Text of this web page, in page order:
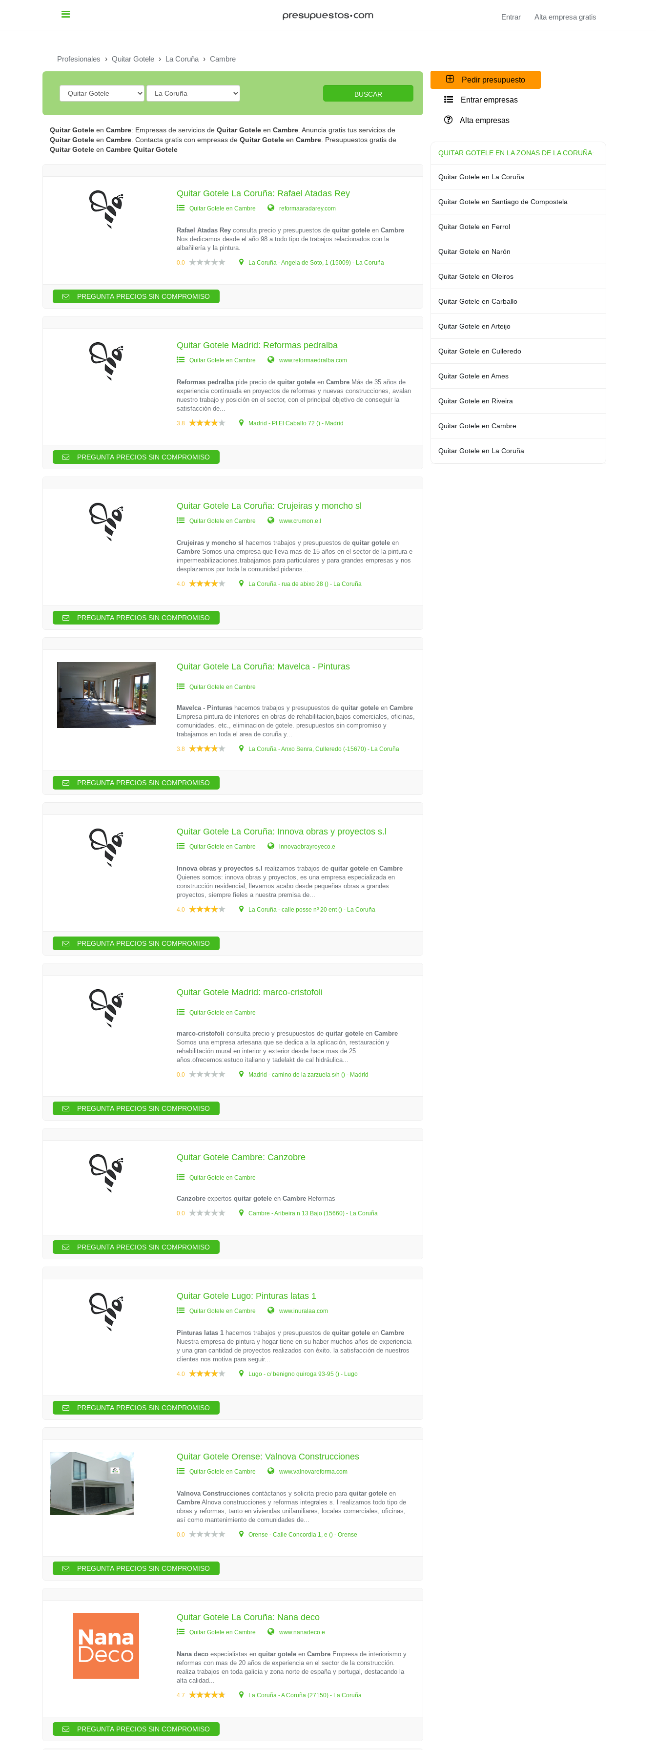
Entrar Alta empresa gratis
Profesionales › Quitar Gotele › La Coruña › Cambre
BUSCAR
Quitar Gotele en Cambre: Empresas de servicios de Quitar Gotele en Cambre . Anuncia gratis tus servicios de
Quitar Gotele en Cambre . Contacta gratis con empresas de Quitar Gotele en Cambre . Presupuestos gratis de
Quitar Gotele en Cambre Quitar Gotele
Quitar Gotele La Coruña: Rafael Atadas Rey
Quitar Gotele en Cambre reformaaradarey.com
Rafael Atadas Rey consulta precio y presupuestos dequitar gotele enCambre
Nos dedicamos desde el año 98 a todo tipo de trabajos relacionados con la
albañilería y la pintura.
0.0 La Coruña - Angela de Soto, 1 (15009) - La Coruña
PREGUNTA PRECIOS SIN COMPROMISO
Quitar Gotele Madrid: Reformas pedralba
Quitar Gotele en Cambre www.reformaedralba.com
Reformas pedralbapide precio dequitar gotele enCambre Más de 35 años de
experiencia continuada en proyectos de reformas y nuevas construcciones, avalan
nuestro trabajo y posición en el sector, con el principal objetivo de conseguir la
satisfacción de...
3.8 Madrid - PI El Caballo 72 () - Madrid
PREGUNTA PRECIOS SIN COMPROMISO
Quitar Gotele La Coruña: Crujeiras y moncho sl
Quitar Gotele en Cambre www.crumon.e.l
Crujeiras y moncho sl hacemos trabajos y presupuestos dequitar gotele en
Cambre Somos una empresa que lleva mas de 15 años en el sector de la pintura e
impermeabilizaciones.trabajamos para particulares y para grandes empresas y nos
desplazamos por toda la comunidad.pidanos...
4.0 La Coruña - rua de abixo 28 () - La Coruña
PREGUNTA PRECIOS SIN COMPROMISO
Quitar Gotele La Coruña: Mavelca - Pinturas
Quitar Gotele en Cambre
Mavelca - Pinturas hacemos trabajos y presupuestos dequitar gotele enCambre
Empresa pintura de interiores en obras de rehabilitacion,bajos comerciales, oficinas,
comunidades. etc., eliminacion de gotele. presupuestos sin compromiso y
trabajamos en toda el area de coruña y...
3.8 La Coruña - Anxo Senra, Culleredo (-15670) - La Coruña
PREGUNTA PRECIOS SIN COMPROMISO
Quitar Gotele La Coruña: Innova obras y proyectos s.l
Quitar Gotele en Cambre innovaobrayroyeco.e
Innova obras y proyectos s.l realizamos trabajos dequitar gotele enCambre
Quienes somos: innova obras y proyectos, es una empresa especializada en
construcción residencial, llevamos acabo desde pequeñas obras a grandes
proyectos, siempre fieles a nuestra premisa de...
4.0 La Coruña - calle posse nº 20 ent () - La Coruña
PREGUNTA PRECIOS SIN COMPROMISO
Quitar Gotele Madrid: marco-cristofoli
Quitar Gotele en Cambre
marco-cristofoli consulta precio y presupuestos dequitar gotele enCambre
Somos una empresa artesana que se dedica a la aplicación, restauración y
rehabilitación mural en interior y exterior desde hace mas de 25
años.ofrecemos:estuco italiano y tadelakt de cal hidráulica...
0.0 Madrid - camino de la zarzuela s/n () - Madrid
PREGUNTA PRECIOS SIN COMPROMISO
Quitar Gotele Cambre: Canzobre
Quitar Gotele en Cambre
Canzobre expertosquitar gotele enCambre Reformas
0.0 Cambre - Aribeira n 13 Bajo (15660) - La Coruña
PREGUNTA PRECIOS SIN COMPROMISO
Quitar Gotele Lugo: Pinturas latas 1
Quitar Gotele en Cambre www.inuralaa.com
Pinturas latas 1 hacemos trabajos y presupuestos dequitar gotele enCambre
Nuestra empresa de pintura y hogar tiene en su haber muchos años de experiencia
y una gran cantidad de proyectos realizados con éxito. la satisfacción de nuestros
clientes nos motiva para seguir...
4.0 Lugo - c/ benigno quiroga 93-95 () - Lugo
PREGUNTA PRECIOS SIN COMPROMISO
Quitar Gotele Orense: Valnova Construcciones
Quitar Gotele en Cambre www.valnovareforma.com
Valnova Construcciones contáctanos y solicita precio paraquitar gotele en
Cambre Alnova construcciones y reformas integrales s. l realizamos todo tipo de
obras y reformas, tanto en viviendas unifamiliares, locales comerciales, oficinas,
así como mantenimiento de comunidades de...
0.0 Orense - Calle Concordia 1, e () - Orense
PREGUNTA PRECIOS SIN COMPROMISO
Quitar Gotele La Coruña: Nana deco
Quitar Gotele en Cambre www.nanadeco.e
Nana deco especialistas enquitar gotele enCambre Empresa de interiorismo y
reformas con mas de 20 años de experiencia en el sector de la construcción.
realiza trabajos en toda galicia y zona norte de españa y portugal, destacando la
alta calidad...
4.7 La Coruña - A Coruña (27150) - La Coruña
PREGUNTA PRECIOS SIN COMPROMISO
Pedir presupuesto
Entrar empresas
Alta empresas
QUITAR GOTELE EN LA ZONAS DE LA CORUÑA:
Quitar Gotele en La Coruña
Quitar Gotele en Santiago de Compostela
Quitar Gotele en Ferrol
Quitar Gotele en Narón
Quitar Gotele en Oleiros
Quitar Gotele en Carballo
Quitar Gotele en Arteijo
Quitar Gotele en Culleredo
Quitar Gotele en Ames
Quitar Gotele en Riveira
Quitar Gotele en Cambre
Quitar Gotele en La Coruña